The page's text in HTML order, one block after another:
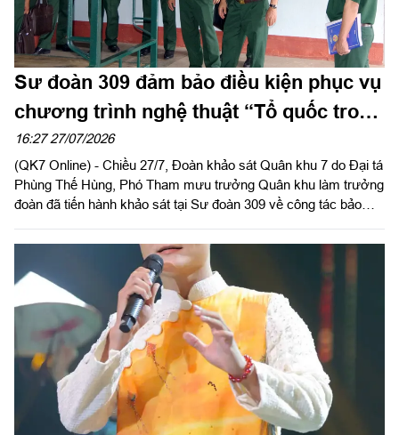
Sư đoàn 309 đảm bảo điều kiện phục vụ
chương trình nghệ thuật “Tổ quốc trong
tim” năm 2026
16:27 27/07/2026
(QK7 Online) - Chiều 27/7, Đoàn khảo sát Quân khu 7 do Đại tá
Phùng Thế Hùng, Phó Tham mưu trưởng Quân khu làm trưởng
đoàn đã tiến hành khảo sát tại Sư đoàn 309 về công tác bảo
lượng tham gia Chương trình nghệ thuật “Tổ quốc trong tim” do
Báo Nhân Dân tổ chức năm 2026.